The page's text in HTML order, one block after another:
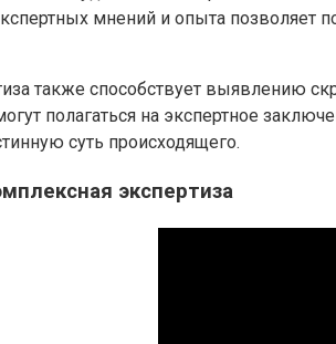
мнений и опыта позволяет
также способствует выявлению
полагаться на экспертное
суть происходящего.
экспертиза